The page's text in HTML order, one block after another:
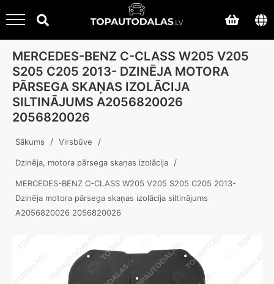
MERCEDES-BENZ C-CLASS W205 V205
S205 C205 2013- DZINĒJA MOTORA
PĀRSEGA SKAŅAS IZOLĀCIJA
SILTINĀJUMS A2056820026
2056820026
Sākums / Virsbūve /
Dzinēja, motora pārsega skaņas izolācija /
MERCEDES-BENZ C-CLASS W205 V205 S205 C205 2013-
Dzinēja motora pārsega skaņas izolācija siltinājums
A2056820026 2056820026